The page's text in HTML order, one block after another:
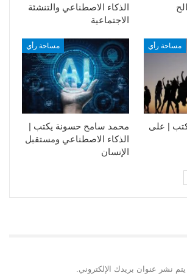
الذكاء الاصطناعي والتنشئة
الاجتماعية
مساحة رأي
محمد سامح حسونة يكتب |
الذكاء الاصطناعي ومستقبل
الإنسان
مساحة رأي
| على
نشر عنوان بريدك الإلكتروني.